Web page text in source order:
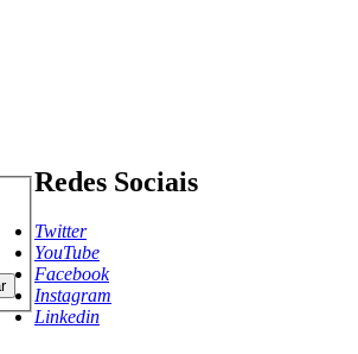
Redes Sociais
Twitter
YouTube
Facebook
Instagram
Linkedin